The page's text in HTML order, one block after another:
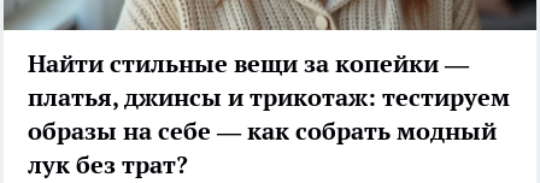
Найти стильные вещи за копейки —
платья, джинсы и трикотаж: тестируем
образы на себе — как собрать модный
лук без трат?